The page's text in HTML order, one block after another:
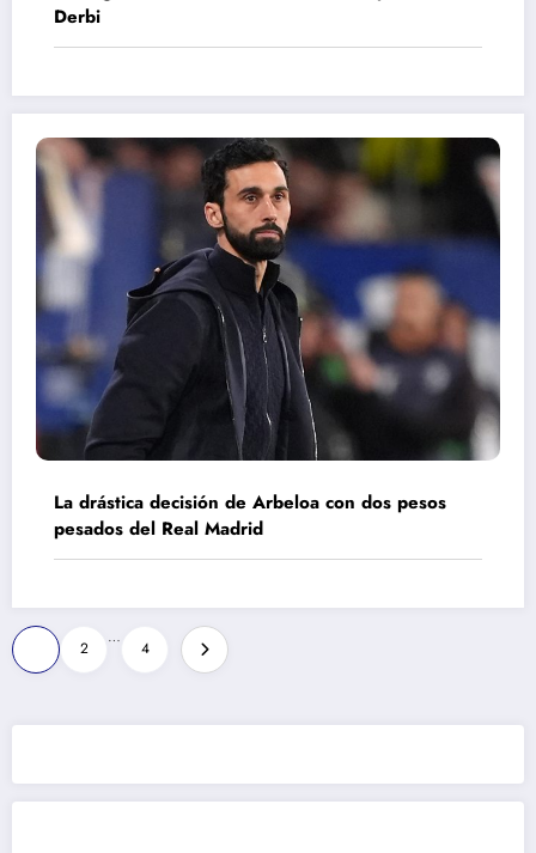
Derbi
La drástica decisión de Arbeloa con dos pesos
pesados del Real Madrid
Paginación
de
entradas
2
…
4